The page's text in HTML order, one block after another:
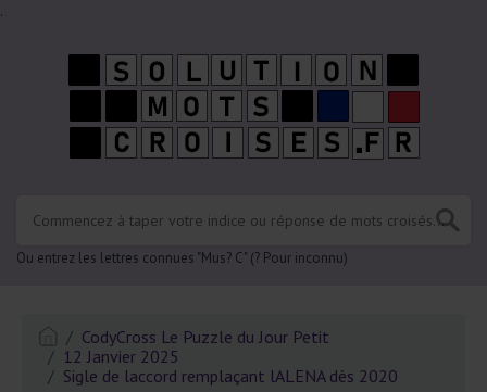
.
Ou entrez les lettres connues "Mus? C" (? Pour inconnu)
CodyCross Le Puzzle du Jour Petit
12 Janvier 2025
Sigle de laccord remplaçant lALENA dès 2020